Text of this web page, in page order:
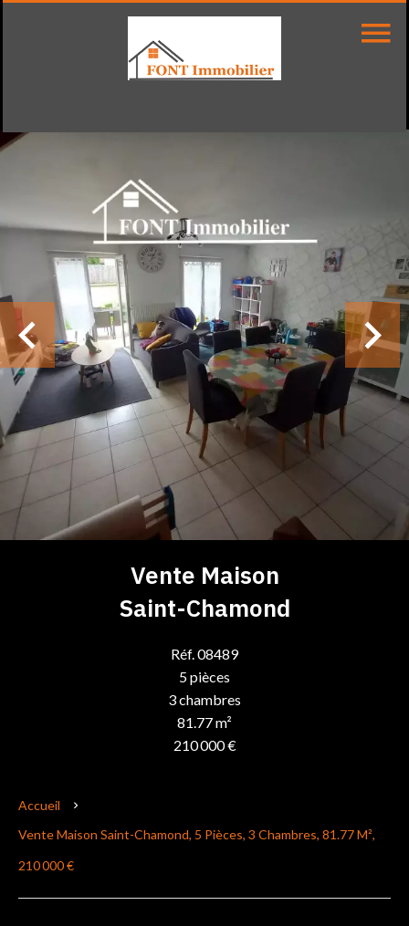
Vente Maison
Saint-Chamond
Réf. 08489
5 pièces
3 chambres
81.77 m²
210 000 €
Accueil
Vente Maison Saint-Chamond, 5 Pièces, 3 Chambres, 81.77 M²,
210 000 €